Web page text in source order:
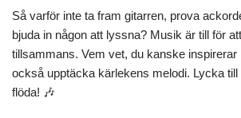
Så varför inte ta fram gitarren, prova
bjuda in någon att lyssna? Musik är till för
tillsammans. Vem vet, du kanske inspirerar
också upptäcka kärlekens melodi. Lycka
flöda! 🎶